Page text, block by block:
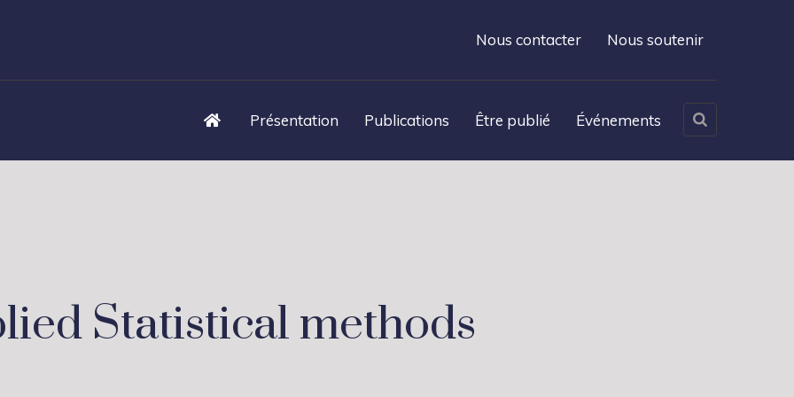
Nous contacter Nous soutenir
Présentation Publications Être publié Événements
Statistical methods